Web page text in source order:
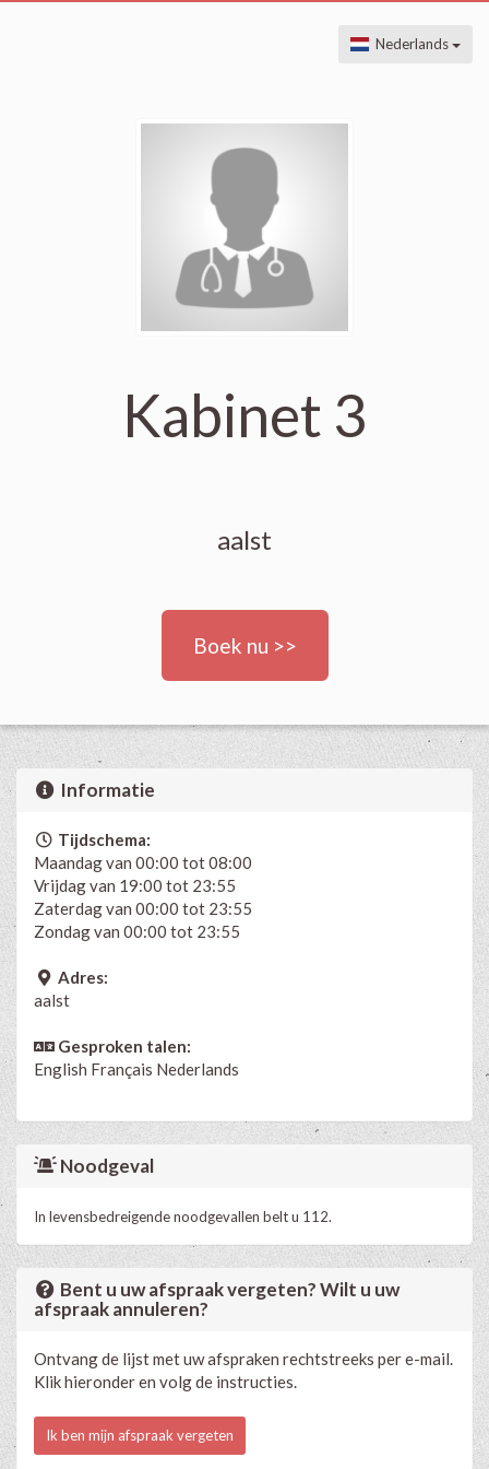
Nederlands
Kabinet 3
aalst
Boek nu >>
Informatie
Tijdschema:
Maandag van 00:00 tot 08:00
Vrijdag van 19:00 tot 23:55
Zaterdag van 00:00 tot 23:55
Zondag van 00:00 tot 23:55
Adres:
aalst
Gesproken talen:
English Français Nederlands
Noodgeval
In levensbedreigende noodgevallen belt u 112.
Bent u uw afspraak vergeten? Wilt u uw
afspraak annuleren?
Ontvang de lijst met uw afspraken rechtstreeks per e-mail.
Klik hieronder en volg de instructies.
Ik ben mijn afspraak vergeten